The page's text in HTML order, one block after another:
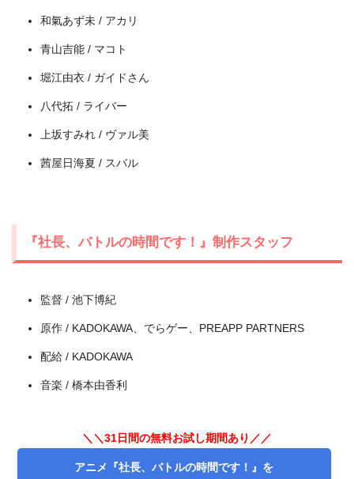
＼＼31日間無料!!お試し解約もOK／／
今すぐ無料でU-NEXTで見る
和氣あず未 / アカリ
青山吉能 / マコト
堀江由衣 / ガイドさん
八代拓 / ライバー
上坂すみれ / ヴァル美
茜屋日海夏 / スバル
『社長、バトルの時間です！』制作スタッフ
監督 / 池下博紀
原作 / KADOKAWA、でらゲー、PREAPP PARTNERS
配給 / KADOKAWA
音楽 / 橋本由香利
＼＼31日間の無料お試し期間あり／／
アニメ『社長、バトルの時間です！』を